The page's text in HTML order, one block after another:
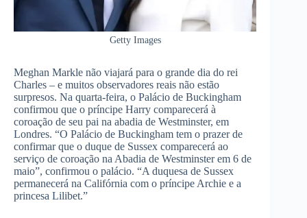
Getty Images
Meghan Markle não viajará para o grande dia do rei
Charles – e muitos observadores reais não estão
surpresos. Na quarta-feira, o Palácio de Buckingham
confirmou que o príncipe Harry comparecerá à
coroação de seu pai na abadia de Westminster, em
Londres. “O Palácio de Buckingham tem o prazer de
confirmar que o duque de Sussex comparecerá ao
serviço de coroação na Abadia de Westminster em 6 de
maio”, confirmou o palácio. “A duquesa de Sussex
permanecerá na Califórnia com o príncipe Archie e a
princesa Lilibet.”